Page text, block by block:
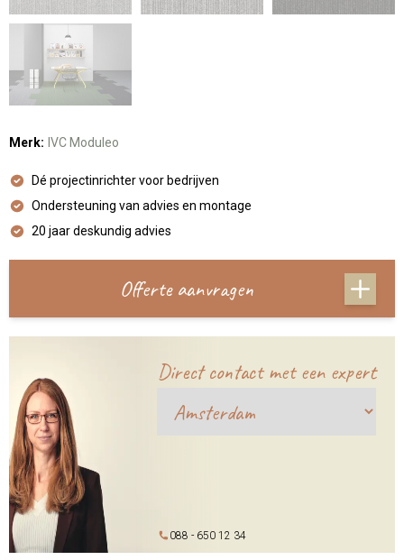
Merk: IVC Moduleo
Dé projectinrichter voor bedrijven
Ondersteuning van advies en montage
20 jaar deskundig advies
Offerte aanvragen
Direct contact met een expert
088 - 650 12 34